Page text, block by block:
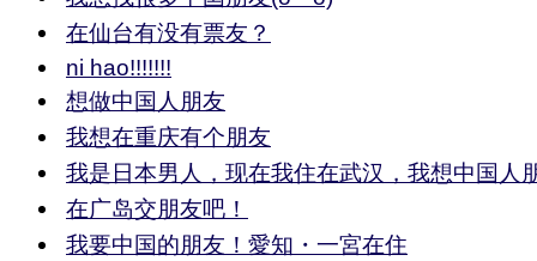
在仙台有没有票友？
ni hao!!!!!!!
想做中国人朋友
我想在重庆有个朋友
我是日本男人，现在我住在武汉，我想中国人
在广岛交朋友吧！
我要中国的朋友！愛知・一宮在住